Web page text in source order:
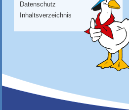
Datenschutz
Inhaltsverzeichnis